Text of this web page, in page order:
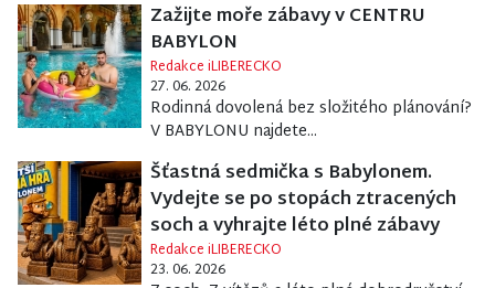
Zažijte moře zábavy v CENTRU
BABYLON
Redakce iLIBERECKO
27. 06. 2026
Rodinná dovolená bez složitého plánování?
V BABYLONU najdete...
Šťastná sedmička s Babylonem.
Vydejte se po stopách ztracených
soch a vyhrajte léto plné zábavy
Redakce iLIBERECKO
23. 06. 2026